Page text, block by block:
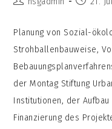
Planung von Sozial-
Strohballenbauweise,
der Montag Stiftung
Institutionen, der
Finanzierung des